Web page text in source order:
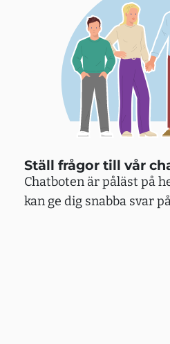
Ställ frågor till vår
Chatboten är påläst på
kan ge dig snabba svar